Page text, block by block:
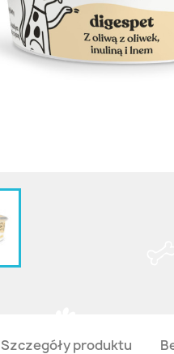
Szczegóły produktu